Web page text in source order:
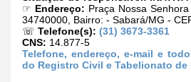
☞ Endereço: Praça Nossa
34740000, Bairro: - Sabará/MG -
☏ Telefone(s): (31) 3673-3361
CNS: 14.877-5
Telefone, endereço, e-mail e
do Registro Civil e Tabelionato de